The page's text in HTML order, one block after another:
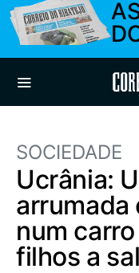
SOCIEDADE
Ucrânia:
arrumada
num
filhos a